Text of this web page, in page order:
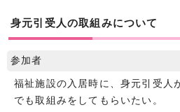
身元引受人の取組みについて
参加者
福祉施設の入居時に、身元引受人
でも取組みをしてもらいたい。